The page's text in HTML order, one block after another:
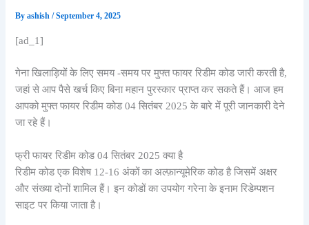
Byashish/September 4, 2025
[ad_1]
गेना खिलाड़ियों के लिए समय -समय पर मुफ्त फायर रिडीम कोड जारी करती है,
जहां से आप पैसे खर्च किए बिना महान पुरस्कार प्राप्त कर सकते हैं। आज हम
आपको मुफ्त फायर रिडीम कोड 04 सितंबर 2025 के बारे में पूरी जानकारी देने
जा रहे हैं।
फ्री फायर रिडीम कोड 04 सितंबर 2025 क्या है
रिडीम कोड एक विशेष 12-16 अंकों का अल्फ़ान्यूमेरिक कोड है जिसमें अक्षर
और संख्या दोनों शामिल हैं। इन कोडों का उपयोग गरेना के इनाम रिडेम्पशन
साइट पर किया जाता है।